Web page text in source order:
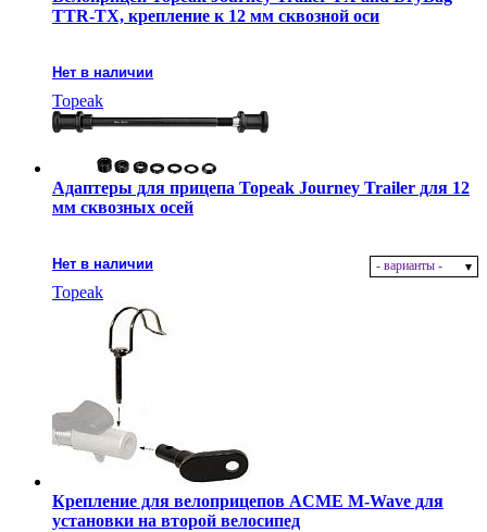
TTR-TX, крепление к 12 мм сквозной оси
Нет в наличии
Topeak
Адаптеры для прицепа Topeak Journey Trailer для 12
мм сквозных осей
Нет в наличии - варианты -
Topeak
Крепление для велоприцепов ACME M-Wave для
установки на второй велосипед